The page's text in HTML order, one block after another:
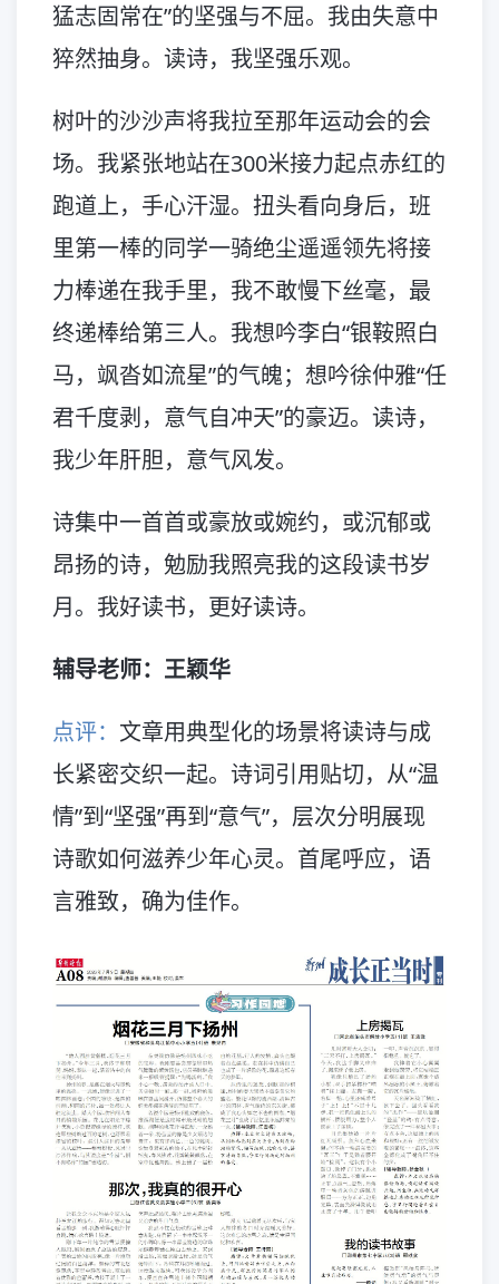
猛志固常在”的坚强与不屈。我由失意中
猝然抽身。读诗，我坚强乐观。
树叶的沙沙声将我拉至那年运动会的会
场。我紧张地站在300米接力起点赤红的
跑道上，手心汗湿。扭头看向身后，班
里第一棒的同学一骑绝尘遥遥领先将接
力棒递在我手里，我不敢慢下丝毫，最
终递棒给第三人。我想吟李白“银鞍照白
马，飒沓如流星”的气魄；想吟徐仲雅“任
君千度剥，意气自冲天”的豪迈。读诗，
我少年肝胆，意气风发。
诗集中一首首或豪放或婉约，或沉郁或
昂扬的诗，勉励我照亮我的这段读书岁
月。我好读书，更好读诗。
辅导老师：王颖华
点评： 文章用典型化的场景将读诗与成
长紧密交织一起。诗词引用贴切，从“温
情”到“坚强”再到“意气”，层次分明展现
诗歌如何滋养少年心灵。首尾呼应，语
言雅致，确为佳作。